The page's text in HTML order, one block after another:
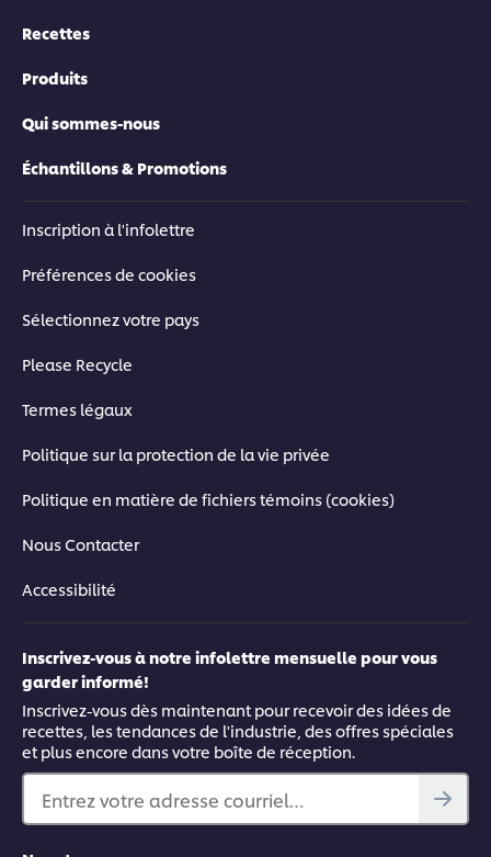
Recettes
Produits
Qui sommes-nous
Échantillons & Promotions
Inscription à l'infolettre
Préférences de cookies
Sélectionnez votre pays
Please Recycle
Termes légaux
Politique sur la protection de la vie privée
Politique en matière de fichiers témoins (cookies)
Nous Contacter
Accessibilité
Inscrivez-vous à notre infolettre mensuelle pour vous
garder informé!
Inscrivez-vous dès maintenant pour recevoir des idées de
recettes, les tendances de l'industrie, des offres spéciales
et plus encore dans votre boîte de réception.
Entrez votre adresse courriel…